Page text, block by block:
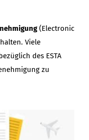
(Electronic
Viele
des ESTA
zu